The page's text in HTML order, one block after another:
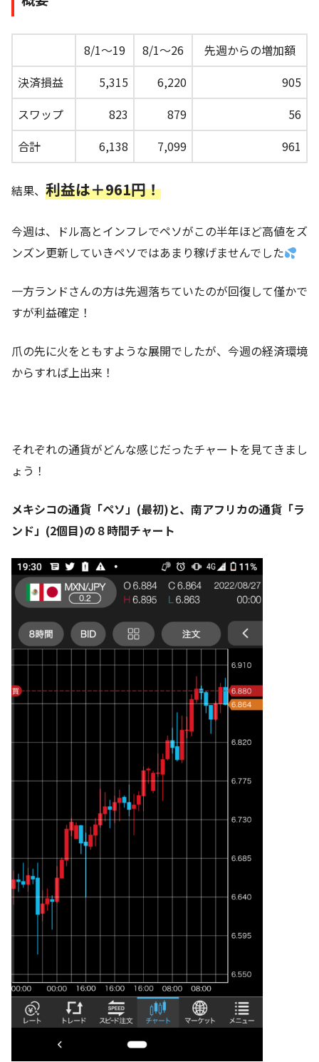
8/1～19 8/1～26
先週からの増加額
決済損益
5,315 6,220
905
スワップ
823 879
56
合計
6,138 7,099 961
結果、 利益は＋961円！
今週は、ドル高とインフレでペソがこの半年ほど高値をズ
ンズン更新していきペソではあまり稼げませんでした
一方ランドさんの方は先週落ちていたのが回復して僅かで
すが利益確定！
爪の先に火をともすような展開でしたが、今週の経済環境
からすれば上出来！
それぞれの通貨がどんな感じだったチャートを見てきまし
ょう！
メキシコの通貨「ペソ」(最初)と、南アフリカの通貨「ラ
ンド」(2個目)の８時間チャート